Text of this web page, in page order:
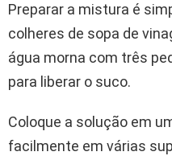
Preparar a mistura é
colheres de sopa de
água morna com três
para liberar o suco.
Coloque a solução em
facilmente em várias